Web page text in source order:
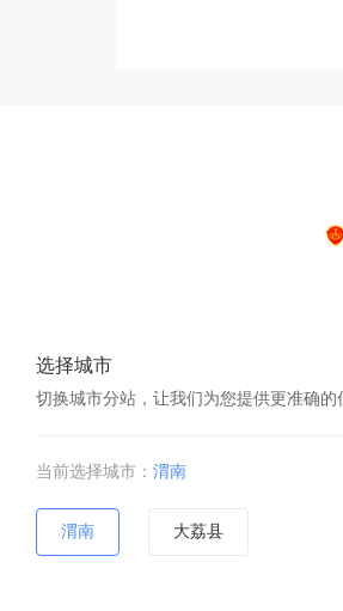
选择城市
切换城市分站，让我们为您提供更准确的
当前选择城市： 渭南
渭南 大荔县